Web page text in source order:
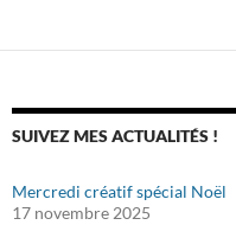
SUIVEZ MES ACTUALITÉS !
Mercredi créatif spécial Noël
17 novembre 2025